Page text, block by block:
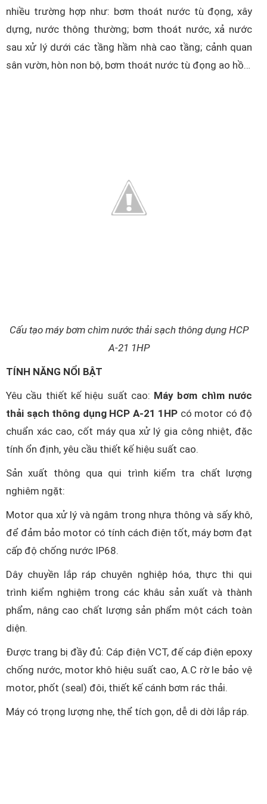
nhiều trường hợp như: bơm thoát nước tù đọng, xây
dựng, nước thông thường; bơm thoát nước, xả nước
sau xử lý dưới các tầng hầm nhà cao tầng; cảnh quan
sân vườn, hòn non bộ, bơm thoát nước tù đọng ao hồ…
Cấu tạo máy bơm chìm nước thải sạch thông dụng HCP
A-21 1HP
TÍNH NĂNG NỔI BẬT
Yêu cầu thiết kế hiệu suất cao: Máy bơm chìm nước
thải sạch thông dụng HCP A-21 1HP có motor có độ
chuẩn xác cao, cốt máy qua xử lý gia công nhiệt, đặc
tính ổn định, yêu cầu thiết kế hiệu suất cao.
Sản xuất thông qua qui trình kiểm tra chất lượng
nghiêm ngặt:
Motor qua xử lý và ngâm trong nhựa thông và sấy khô,
để đảm bảo motor có tính cách điện tốt, máy bơm đạt
cấp độ chống nước IP68.
Dây chuyền lắp ráp chuyên nghiệp hóa, thực thi qui
trình kiểm nghiệm trong các khâu sản xuất và thành
phẩm, nâng cao chất lượng sản phẩm một cách toàn
diện.
Được trang bị đầy đủ: Cáp điện VCT, đế cáp điện epoxy
chống nước, motor khô hiệu suất cao, A.C rờ le bảo vệ
motor, phốt (seal) đôi, thiết kế cánh bơm rác thải.
Máy có trọng lượng nhẹ, thể tích gọn, dễ di dời lắp ráp.